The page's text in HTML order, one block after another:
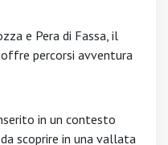
e Pera di Fassa, il
percorsi avventura
in un contesto
scoprire in una vallata